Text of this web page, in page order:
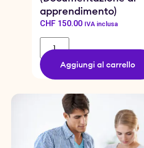
apprendimento)
CHF150.00 IVA inclusa
Aggiungi al carrello